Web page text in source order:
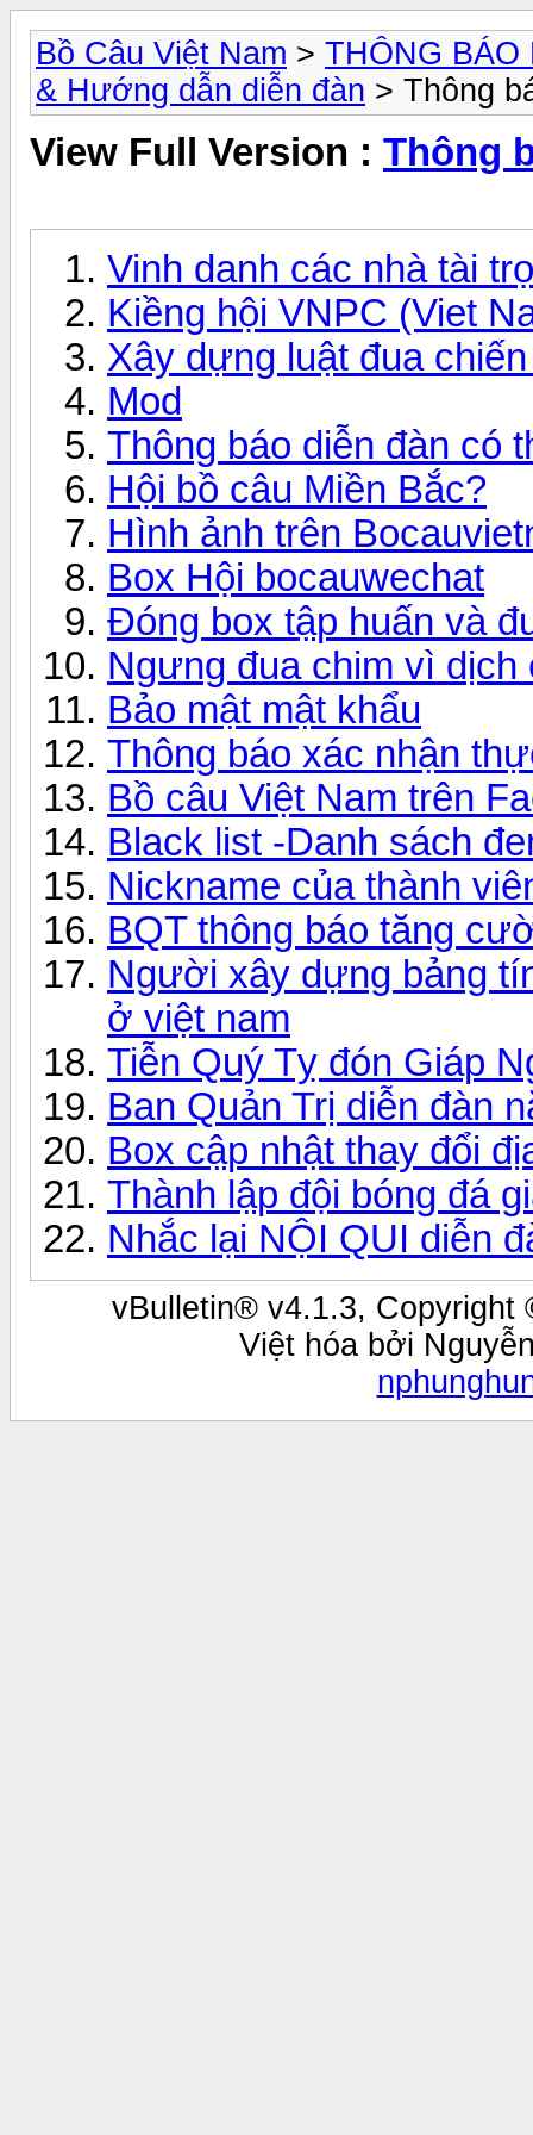
Bồ Câu Việt Nam > THÔNG
& Hướng dẫn diễn đàn > Thông
View Full Version : Thông
Vinh danh các nhà tài
Kiềng hội VNPC (Viet
Xây dựng luật đua
Mod
Thông báo diễn đàn có
Hội bồ câu Miền Bắc?
Hình ảnh trên
Box Hội bocauwechat
Đóng box tập huấn và
Ngưng đua chim vì dịch
Bảo mật mật khẩu
Thông báo xác nhận
Bồ câu Việt Nam trên
Black list -Danh sách
Nickname của thành
BQT thông báo tăng
Người xây dựng bảng
ở việt nam
Tiễn Quý Tỵ đón Giáp
Ban Quản Trị diễn đàn
Box cập nhật thay đổi
Thành lập đội bóng đá
Nhắc lại NỘI QUI diễn
vBulletin® v4.1.3, Copyright
Việt hóa bởi